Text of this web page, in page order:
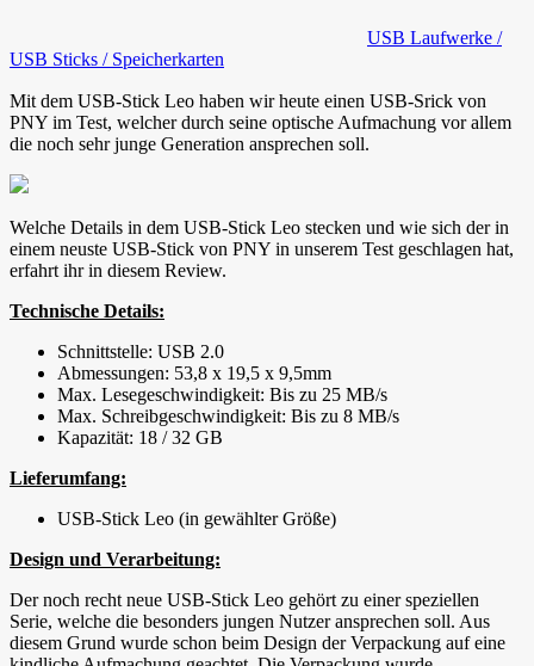
USB Laufwerke /
USB Sticks / Speicherkarten
Mit dem USB-Stick Leo haben wir heute einen USB-Srick von
PNY im Test, welcher durch seine optische Aufmachung vor allem
die noch sehr junge Generation ansprechen soll.
Welche Details in dem USB-Stick Leo stecken und wie sich der in
einem neuste USB-Stick von PNY in unserem Test geschlagen hat,
erfahrt ihr in diesem Review.
Technische Details:
Schnittstelle: USB 2.0
Abmessungen: 53,8 x 19,5 x 9,5mm
Max. Lesegeschwindigkeit: Bis zu 25 MB/s
Max. Schreibgeschwindigkeit: Bis zu 8 MB/s
Kapazität: 18 / 32 GB
Lieferumfang:
USB-Stick Leo (in gewählter Größe)
Design und Verarbeitung:
Der noch recht neue USB-Stick Leo gehört zu einer speziellen
Serie, welche die besonders jungen Nutzer ansprechen soll. Aus
diesem Grund wurde schon beim Design der Verpackung auf eine